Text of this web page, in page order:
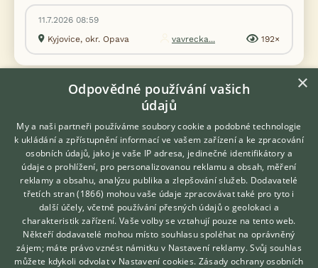
11.7.2026 08:59
Kyjovice, okr. Opava
vavrecka... 192×
Zobrazit více inzerátů (12)
DISKUSE O PAPOUŠKOVI SENEGALSKÉM
Téma
Arpalit na perožrouta
25reakcí
28.3.2020 13:17
Hledáte zvířecího kamaráda?
Zdarma vám poradí
VETERINÁŘ ONLINE
KONZULTOVAT S
VETERINÁŘEM
×
Odpovědné používání vašich
údajů
My a naši partneři používáme soubory cookie a podobné technologie
k ukládání a zpřístupnění informací ve vašem zařízení a ke zpracování
osobních údajů, jako je vaše IP adresa, jedinečné identifikátory a
údaje o prohlížení, pro personalizovanou reklamu a obsah, měření
reklamy a obsahu, analýzu publika a zlepšování služeb. Dodavatelé
třetích stran (1866) mohou vaše údaje zpracovávat také pro tyto i
další účely, včetně používání přesných údajů o geolokaci a
charakteristik zařízení. Vaše volby se vztahují pouze na tento web.
Někteří dodavatelé mohou místo souhlasu spoléhat na oprávněný
zájem; máte právo vznést námitku v Nastavení reklamy. Svůj souhlas
můžete kdykoli odvolat v Nastavení cookies. Zásady ochrany osobních